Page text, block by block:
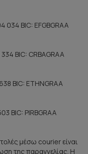
BIC: EFGBGRAA
BIC: CRBAGRAA
BIC: ETHNGRAA
BIC: PIRBGRAA
μέσω courier είναι
της παραγγελίας. Η